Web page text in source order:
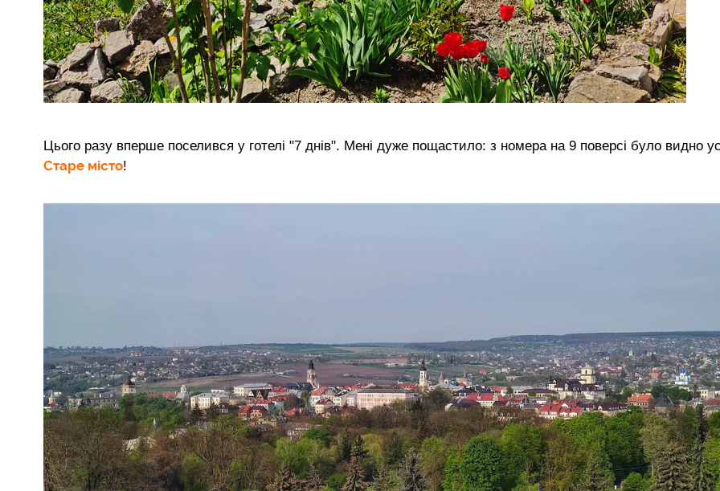
Цього разу вперше поселився у готелі "7 днів". Мені дуже пощастило: з номера на 9 поверсі було видно
Старе місто!